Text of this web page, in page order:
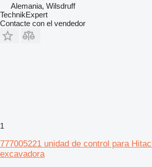
Alemania, Wilsdruff
TechnikExpert
Contacte con el vendedor
1
777005221 unidad de control para
excavadora